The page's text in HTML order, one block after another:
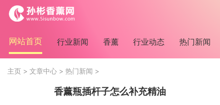
网站首页 行业新闻 香薰 行业动态 热门新闻
主页 > 文章中心 > 热门新闻 >
香薰瓶插杆子怎么补充精油